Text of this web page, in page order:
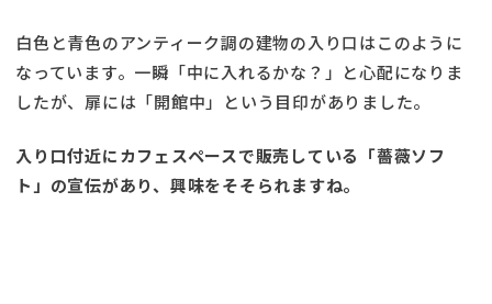
白色と青色のアンティーク調の建物の入り口はこのように
なっています。一瞬「中に入れるかな？」と心配になりま
したが、扉には「開館中」という目印がありました。
入り口付近にカフェスペースで販売している「薔薇ソフ
ト」の宣伝があり、興味をそそられますね。